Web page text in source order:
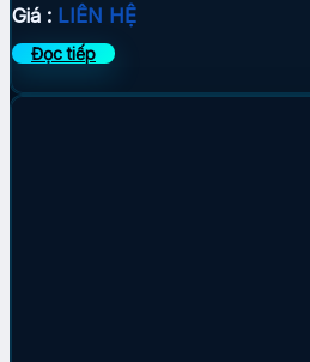
Giá : LIÊN HỆ
Đọc tiếp